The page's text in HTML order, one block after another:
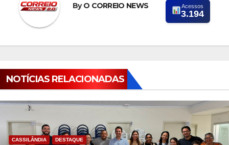
ByO CORREIO NEWS Acessos
3.194
NOTÍCIAS RELACIONADAS
CASSILÂNDIA DESTAQUE